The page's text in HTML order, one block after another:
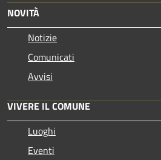
NOVITÀ
Notizie
Comunicati
Avvisi
VIVERE IL COMUNE
Luoghi
Eventi